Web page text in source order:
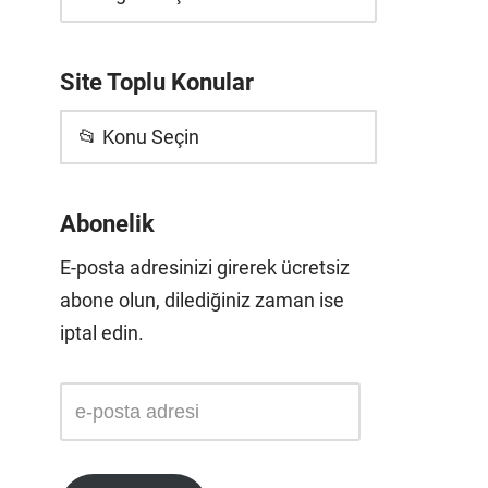
Site Toplu Konular
📂 Konu Seçin
Abonelik
E-posta adresinizi girerek ücretsiz
abone olun, dilediğiniz zaman ise
iptal edin.